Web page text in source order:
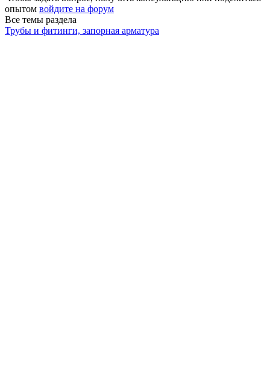
опытом войдите на форум
Все темы раздела
Трубы и фитинги, запорная арматура